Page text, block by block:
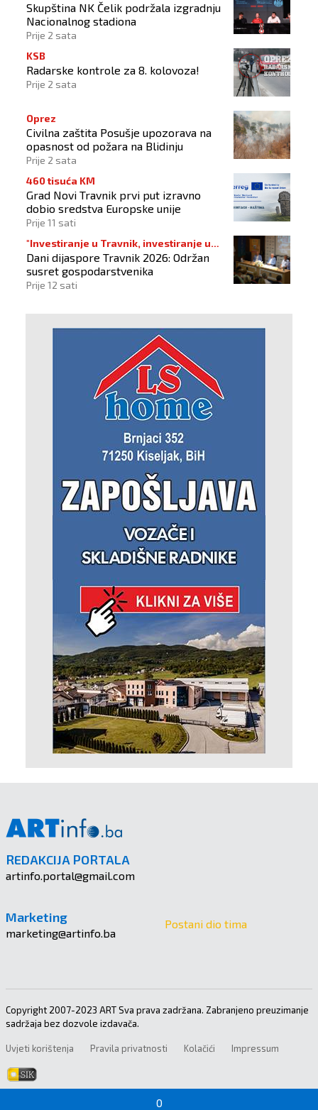
0
Skupština NK Čelik podržala izgradnju
Nacionalnog stadiona
Prije 2 sata
KSB
Radarske kontrole za 8. kolovoza!
Prije 2 sata
Oprez
Civilna zaštita Posušje upozorava na
opasnost od požara na Blidinju
Prije 2 sata
460 tisuća KM
Grad Novi Travnik prvi put izravno
dobio sredstva Europske unije
Prije 11 sati
"Investiranje u Travnik, investiranje u
budućnost"
Dani dijaspore Travnik 2026: Održan
susret gospodarstvenika
Prije 12 sati
REDAKCIJA PORTALA
artinfo.portal@gmail.com
Marketing
marketing@artinfo.ba
Postani dio tima
Copyright 2007-2023 ART Sva prava zadržana. Zabranjeno preuzimanje
sadržaja bez dozvole izdavača.
Uvjeti korištenja Pravila privatnosti Kolačići Impressum